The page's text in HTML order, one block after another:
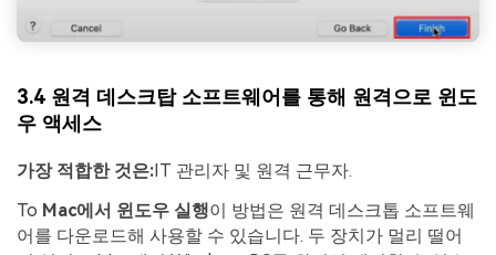
3.4 원격 데스크탑 소프트웨어를 통해 원격으로 윈도
우 액세스
가장 적합한 것은: IT 관리자 및 원격 근무자.
To Mac에서 윈도우 실행이 방법은 원격 데스크톱 소프트웨
어를 다운로드해 사용할 수 있습니다. 두 장치가 멀리 떨어